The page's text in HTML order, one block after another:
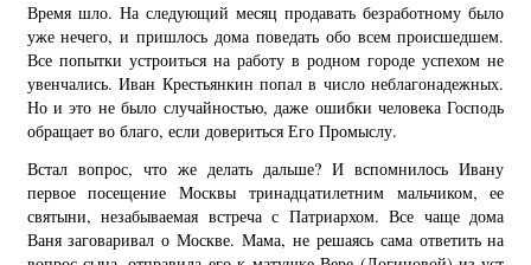
Время шло. На следующий месяц продавать безработному было
уже нечего, и пришлось дома поведать обо всем происшедшем.
Все попытки устроиться на работу в родном городе успехом не
увенчались. Иван Крестьянкин попал в число неблагонадежных.
Но и это не было случайностью, даже ошибки человека Господь
обращает во благо, если довериться Его Промыслу.
Встал вопрос, что же делать дальше? И вспомнилось Ивану
первое посещение Москвы тринадцатилетним мальчиком, ее
святыни, незабываемая встреча с Патриархом. Все чаще дома
Ваня заговаривал о Москве. Мама, не решаясь сама ответить на